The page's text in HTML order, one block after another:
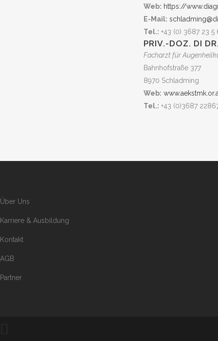
Web: https://
E-Mail:
Tel.: +43 (0) 3687 23 5
PRIV.-DOZ. DI
Facharzt für
Bahnhofstraße 377
8970 Schladming
Web:
Tel.: +43 (0)3687
Über Uns
Karriere & Ausbildung
Kontakt
AGB
Partner